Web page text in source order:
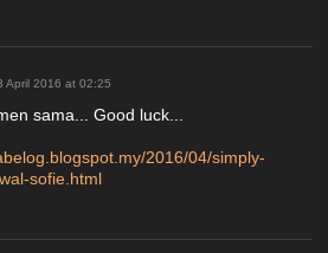
April 2016 at 02:25
sama... Good luck...
2016/04/simply-
sofie.html